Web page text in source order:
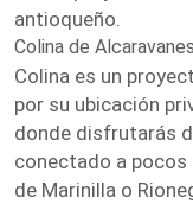
antioqueño.
Colina de Alcaravanes
Colina es un
por su ubicación
donde disfrutarás
conectado a
de Marinilla o